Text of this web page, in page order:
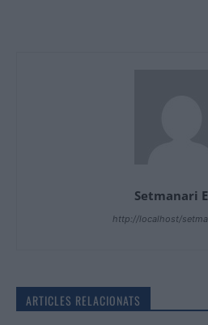
Setmanari
http://localhost/
ARTICLES RELACIONATS